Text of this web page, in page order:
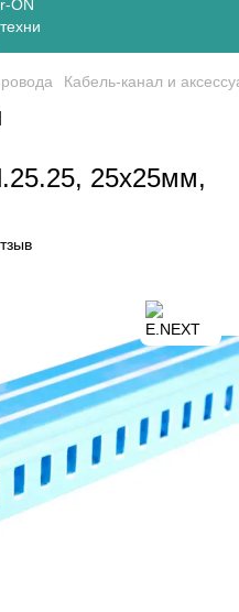
Кабель-канал и
25х25мм,